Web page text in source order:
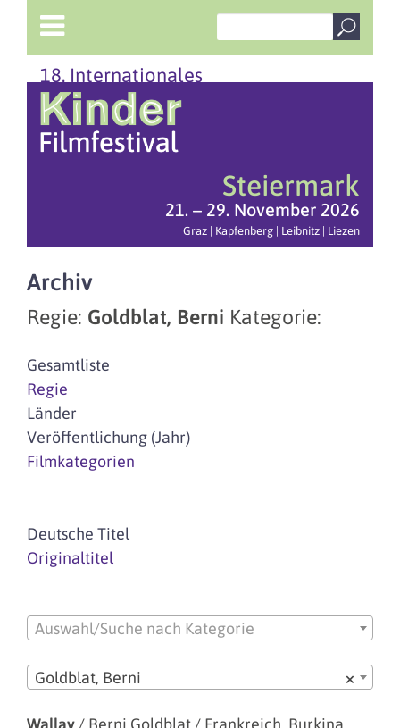
18. Internationales
Steiermark
21. – 29. November 2026
Graz | Kapfenberg | Leibnitz | Liezen
Archiv
Regie: Goldblat, Berni Kategorie:
Gesamtliste
Regie
Länder
Veröffentlichung (Jahr)
Filmkategorien
Deutsche Titel
Originaltitel
Auswahl/Suche nach Kategorie
×
Goldblat, Berni
Wallay/ Berni Goldblat/ Frankreich, Burkina